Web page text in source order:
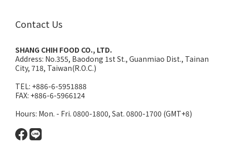
Contact Us
SHANG CHIH FOOD CO., LTD.
Address: No.355, Baodong 1st St., Guanmiao Dist., Tainan
City, 718, Taiwan(R.O.C.)
TEL: +886-6-5951888
FAX: +886-6-5966124
Hours: Mon. - Fri. 0800-1800, Sat. 0800-1700 (GMT+8)